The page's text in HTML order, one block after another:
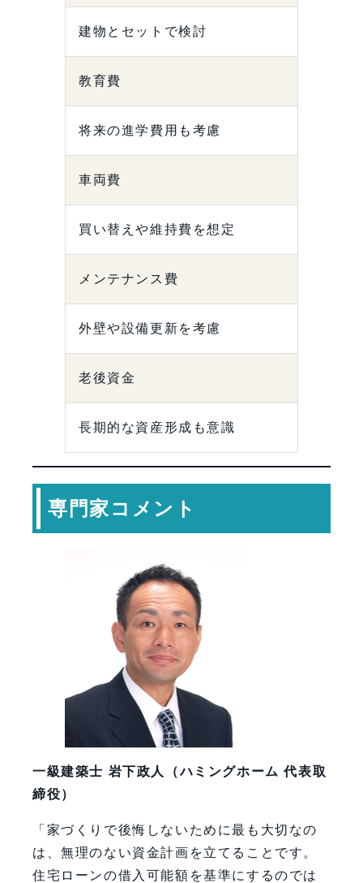
建物とセットで検討
教育費
将来の進学費用も考慮
車両費
買い替えや維持費を想定
メンテナンス費
外壁や設備更新を考慮
老後資金
長期的な資産形成も意識
専門家コメント
一級建築士 岩下政人（ハミングホーム 代表取
締役）
「家づくりで後悔しないために最も大切なの
は、無理のない資金計画を立てることです。
住宅ローンの借入可能額を基準にするのでは